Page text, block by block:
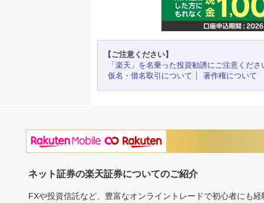
【ご注意ください】
「楽天」を名乗った投資勧誘にご注意くださ
仮名・借名取引について
著作権について
ネット証券の楽天証券についてのご紹介
FXや投資信託など、豊富なオンライントレードで初心者にも